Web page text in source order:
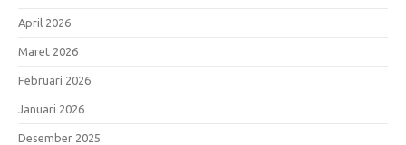
April 2026
Maret 2026
Februari 2026
Januari 2026
Desember 2025